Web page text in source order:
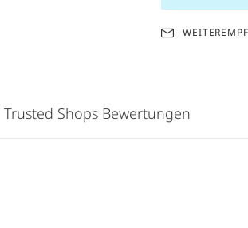
Trusted Shops Bewertungen